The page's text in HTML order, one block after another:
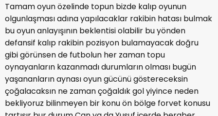
Tamam oyun özelinde topun bizde kalıp oyunun
olgunlaşması adına yapılacaklar rakibin hatası bulmak
bu oyun anlayışının beklentisi olabilir bu yönden
defansif kalıp rakibin pozisyon bulamayacak doğru
gibi görünsen de futbolun her zaman topu
oynayanların kazanmadı durumların olması bugün
yaşananların aynası oyun gücünü göstereceksin
çoğalacaksın ne zaman çoğaldık gol yiyince neden
bekliyoruz bilinmeyen bir konu ön bölge forvet konusu